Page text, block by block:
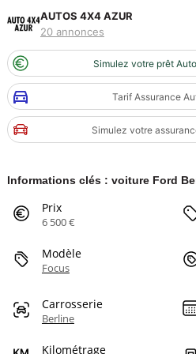
AUTOS 4X4 AZUR
20 annonces
Simulez votre prêt
Tarif Assurance
Simulez votre
Informations clés : voiture Ford
Prix
6 500 €
Modèle
Focus
Carrosserie
Berline
Kilométrage